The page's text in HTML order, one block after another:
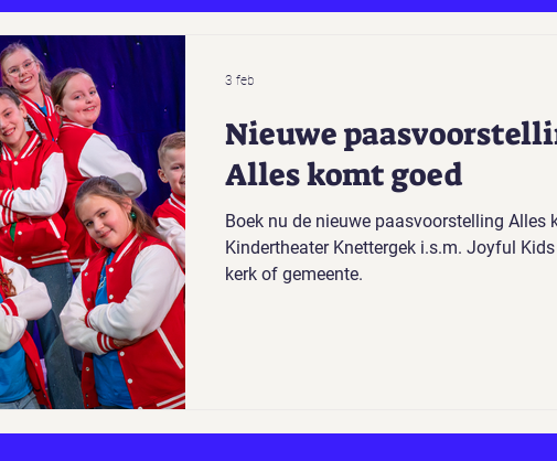
Nieuwe
Alles komt goed
Boek nu de nieuwe paasvoorstelling Alles
Kindertheater Knettergek i.s.m. Joyful
kerk of gemeente.
3 feb